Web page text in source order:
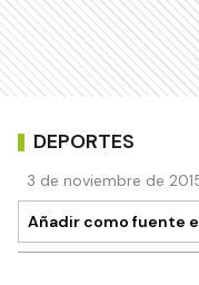
DEPORTES
3 de noviembre de
Añadir como fuente